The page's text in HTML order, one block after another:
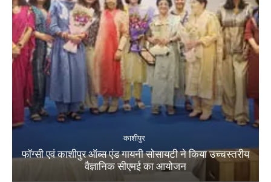
काशीपुर
फॉग्सी एवं काशीपुर ऑब्स एंड गायनी सोसायटी ने किया उच्चस्तरीय
वैज्ञानिक सीएमई का आयोजन